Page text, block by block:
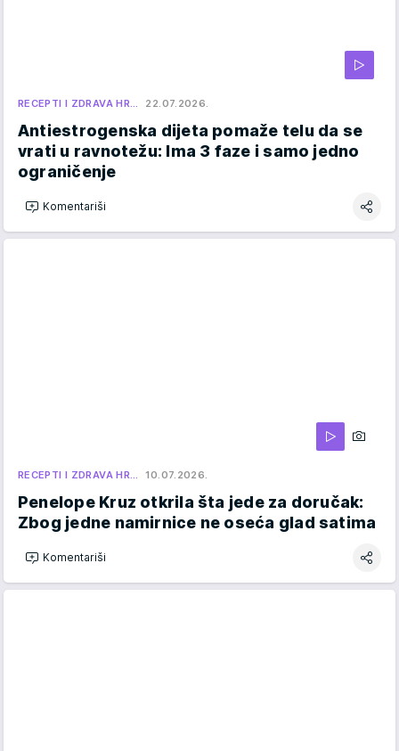
RECEPTI I ZDRAVA HR… 22.07.2026.
Antiestrogenska dijeta pomaže telu da se
vrati u ravnotežu: Ima 3 faze i samo jedno
ograničenje
Komentariši
RECEPTI I ZDRAVA HR… 10.07.2026.
Penelope Kruz otkrila šta jede za doručak:
Zbog jedne namirnice ne oseća glad satima
Komentariši